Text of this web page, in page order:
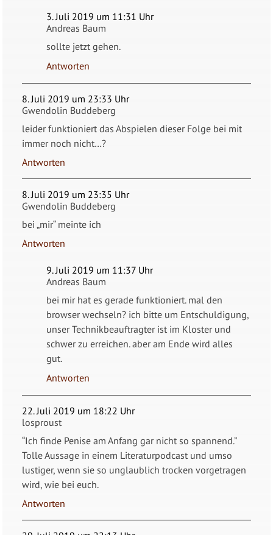
3. Juli 2019 um 11:31 Uhr
Andreas Baum
sollte jetzt gehen.
Antworten
8. Juli 2019 um 23:33 Uhr
Gwendolin Buddeberg
leider funktioniert das Abspielen dieser Folge bei mit
immer noch nicht…?
Antworten
8. Juli 2019 um 23:35 Uhr
Gwendolin Buddeberg
bei „mir“ meinte ich
Antworten
9. Juli 2019 um 11:37 Uhr
Andreas Baum
bei mir hat es gerade funktioniert. mal den
browser wechseln? ich bitte um Entschuldigung,
unser Technikbeauftragter ist im Kloster und
schwer zu erreichen. aber am Ende wird alles
gut.
Antworten
22. Juli 2019 um 18:22 Uhr
losproust
“Ich finde Penise am Anfang gar nicht so spannend.”
Tolle Aussage in einem Literaturpodcast und umso
lustiger, wenn sie so unglaublich trocken vorgetragen
wird, wie bei euch.
Antworten